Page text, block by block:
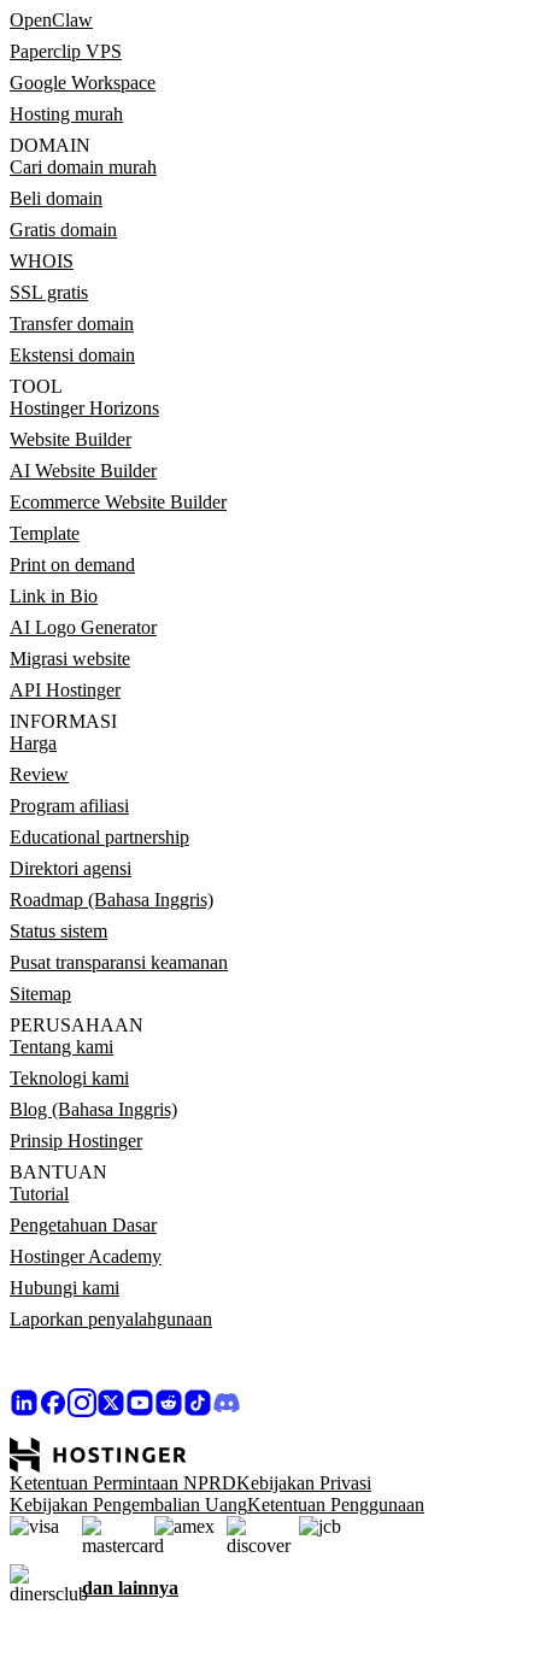
OpenClaw
Paperclip VPS
Google Workspace
Hosting murah
DOMAIN
Cari domain murah
Beli domain
Gratis domain
WHOIS
SSL gratis
Transfer domain
Ekstensi domain
TOOL
Hostinger Horizons
Website Builder
AI Website Builder
Ecommerce Website Builder
Template
Print on demand
Link in Bio
AI Logo Generator
Migrasi website
API Hostinger
INFORMASI
Harga
Review
Program afiliasi
Educational partnership
Direktori agensi
Roadmap (Bahasa Inggris)
Status sistem
Pusat transparansi keamanan
Sitemap
PERUSAHAAN
Tentang kami
Teknologi kami
Blog (Bahasa Inggris)
Prinsip Hostinger
BANTUAN
Tutorial
Pengetahuan Dasar
Hostinger Academy
Hubungi kami
Laporkan penyalahgunaan
Ketentuan Permintaan NPRDKebijakan Privasi
Kebijakan Pengembalian UangKetentuan Penggunaan
dan lainnya